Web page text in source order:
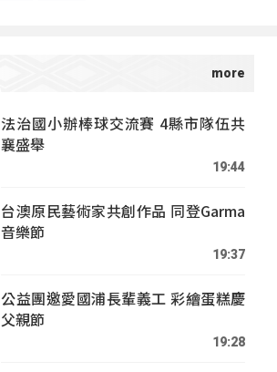
法治國小辦棒球交流賽 4縣市隊伍共
襄盛舉
19:44
台澳原民藝術家共創作品 同登Garma
音樂節
19:37
公益團邀愛國浦長輩義工 彩繪蛋糕慶
父親節
19:28